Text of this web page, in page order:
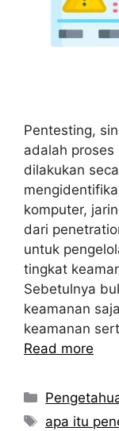
Pentesting,
adalah proses
dilakukan
komputer,
dari
untuk
tingkat
Sebetulnya
keamanan
keamanan
Read more
Categories
Tags
apa itu